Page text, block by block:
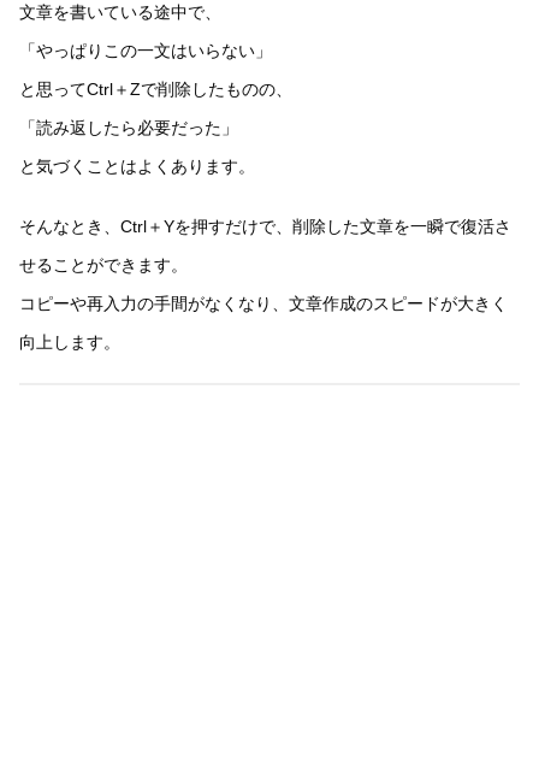
文章を書いている途中で、
「やっぱりこの一文はいらない」
と思ってCtrl＋Zで削除したものの、
「読み返したら必要だった」
と気づくことはよくあります。
そんなとき、Ctrl＋Yを押すだけで、削除した文章を一瞬で復活さ
せることができます。
コピーや再入力の手間がなくなり、文章作成のスピードが大きく
向上します。